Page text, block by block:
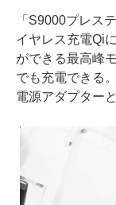
「S9000プレス
イヤレス充電Qi
ができる最高峰
でも充電できる
電源アダプター